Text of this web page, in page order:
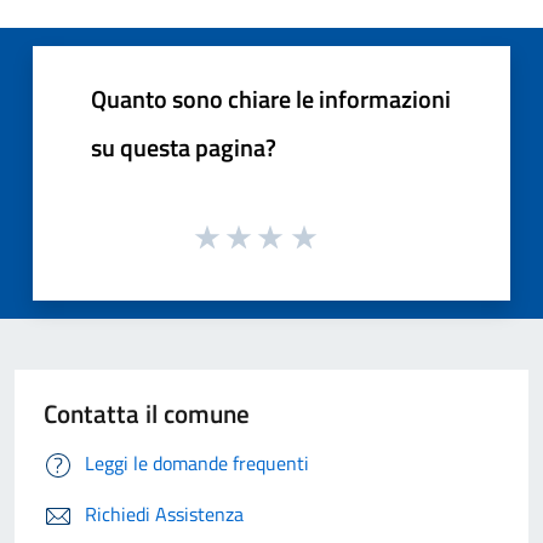
Quanto sono chiare le informazioni
su questa pagina?
Contatta il comune
Leggi le domande frequenti
Richiedi Assistenza